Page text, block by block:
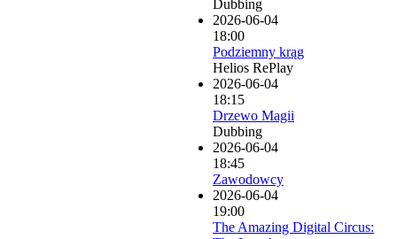
Dubbing
2026-06-04
18:00
Podziemny krąg
Helios RePlay
2026-06-04
18:15
Drzewo Magii
Dubbing
2026-06-04
18:45
Zawodowcy
2026-06-04
19:00
The Amazing Digital Circus: